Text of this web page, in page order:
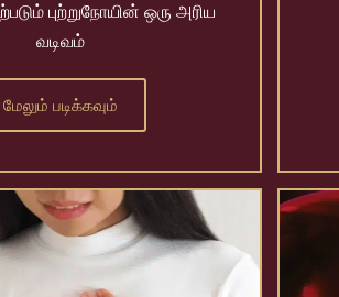
புற்றுநோயின் ஒரு அரிய
வடிவம்
மேலும் படிக்கவும்